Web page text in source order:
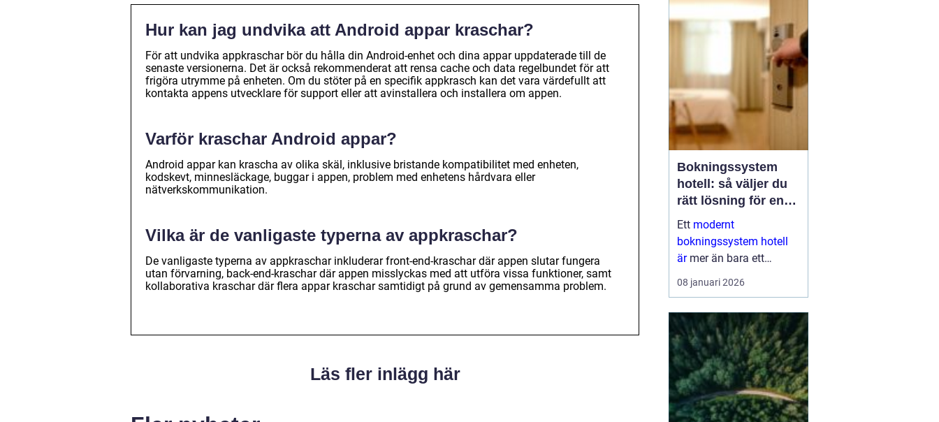
Hur kan jag undvika att Android appar kraschar?
För att undvika appkraschar bör du hålla din Android-enhet och dina appar uppdaterade till de
senaste versionerna. Det är också rekommenderat att rensa cache och data regelbundet för att
frigöra utrymme på enheten. Om du stöter på en specifik appkrasch kan det vara värdefullt att
kontakta appens utvecklare för support eller att avinstallera och installera om appen.
Varför kraschar Android appar?
Android appar kan krascha av olika skäl, inklusive bristande kompatibilitet med enheten,
kodskevt, minnesläckage, buggar i appen, problem med enhetens hårdvara eller
nätverkskommunikation.
Vilka är de vanligaste typerna av appkraschar?
De vanligaste typerna av appkraschar inkluderar front-end-kraschar där appen slutar fungera
utan förvarning, back-end-kraschar där appen misslyckas med att utföra vissa funktioner, samt
kollaborativa kraschar där flera appar kraschar samtidigt på grund av gemensamma problem.
Läs fler inlägg här
administration samlas i
samma digitala flöde blir
arbetet både snabbare
djurägaren märks det
som...
Bokningssystem
hotell: så väljer du
rätt lösning för en
modern
gästupplevelse
Ett modernt
bokningssystem hotell
ärmer än bara ett
verktyg för att fylla rum.
För många anläggningar
verksamheten. När
bokni...
08 januari 2026